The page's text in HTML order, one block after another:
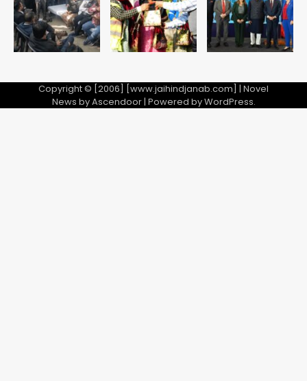
5
8वीं की क्लास, NCPCR की शिकायत पर
भेजा नोटिस
Copyright © [2006] [www.jaihindjanab.com] | Novel
News byAscendoor| Powered byWordPress.